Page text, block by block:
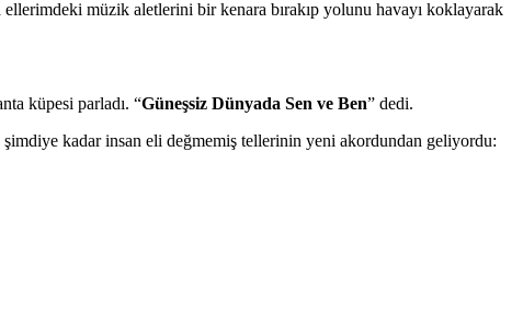
müzik aletlerini bir kenara bırakıp yolunu havayı koklayarak
küpesi parladı. “Güneşsiz Dünyada Sen ve Ben” dedi.
kadar insan eli değmemiş tellerinin yeni akordundan geliyordu: